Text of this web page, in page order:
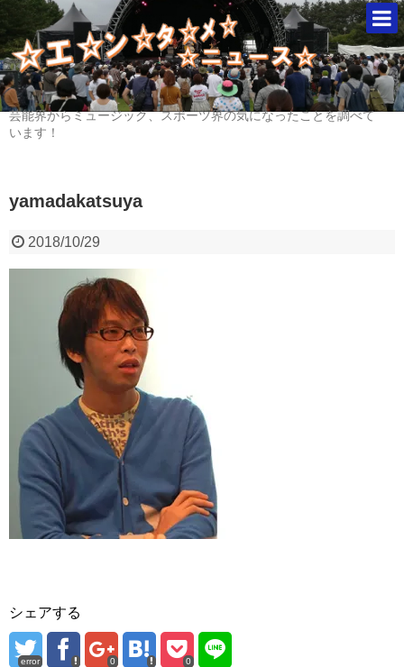
芸能界からミュージック、スポーツ界の気になったことを調べて
います！
yamadakatsuya
2018/10/29
シェアする
error 0 0